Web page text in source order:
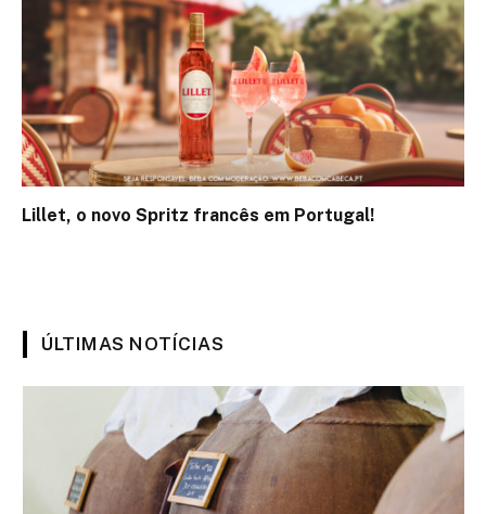
Lillet, o novo Spritz francês em Portugal!
ÚLTIMAS NOTÍCIAS